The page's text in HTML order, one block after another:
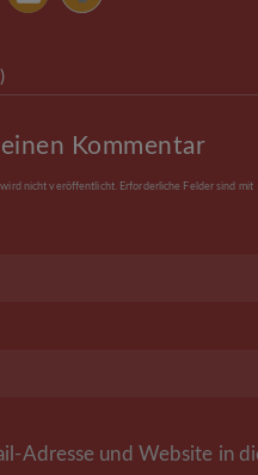
Kommentar
wird nicht veröffentlicht. Erforderliche Felder sind mit
Adresse und Website in